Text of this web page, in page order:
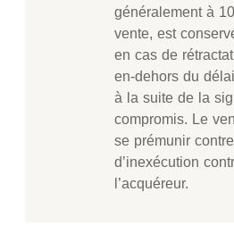
généralement à
vente, est
en cas de
en-dehors du
à la suite de la
compromis. Le
se prémunir
d’inexécution
l’acquéreur.